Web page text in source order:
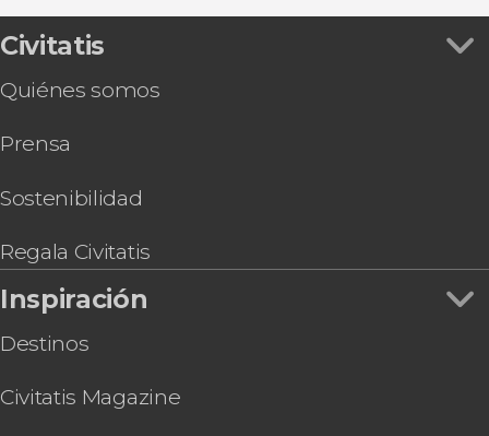
Museos Vaticanos y Capilla Sixtina
Castillo de Sant'Angelo
Museos Capitolinos
Galería Borghese
Autobuses desde el aeropuerto de Roma
Autobuses turísticos en Roma
Gastronomía y enoturismo en Roma
Excursión a Florencia y Pisa
Tour por el Estadio Olímpico de Roma
Autobús entre Civitavecchia y el aeropuerto de
Tour por las Catacumbas de la Vía Appia
Visita guiada por las catacumbas de San
Tour en bicicleta por Roma
Pub Crawl ¡Tour de fiesta por Roma!
Civitatis
Quiénes somos
Prensa
Sostenibilidad
Regala Civitatis
Inspiración
Destinos
Civitatis Magazine